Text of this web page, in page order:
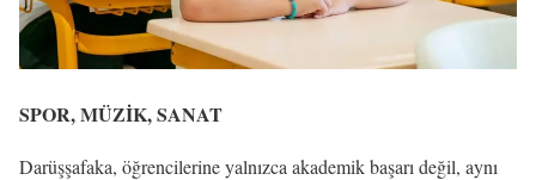
SPOR, MÜZİK, SANAT
Darüşşafaka, öğrencilerine yalnızca akademik başarı değil, aynı